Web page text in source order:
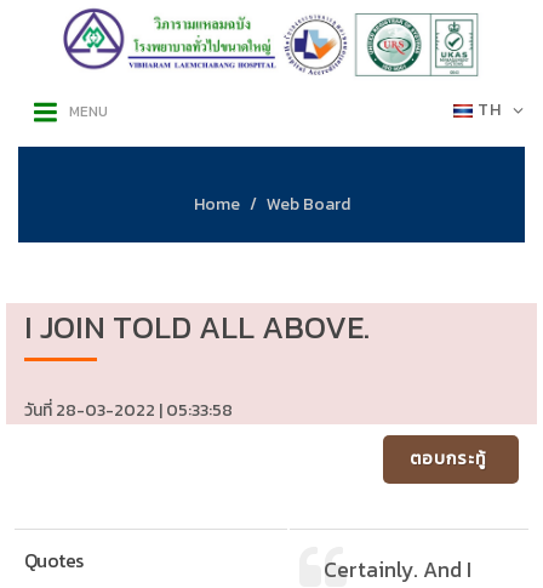
TH
MENU
Home Web Board
I JOIN TOLD ALL ABOVE.
วันที่ 28-03-2022 | 05:33:58
ตอบกระทู้
Quotes
Certainly. And I